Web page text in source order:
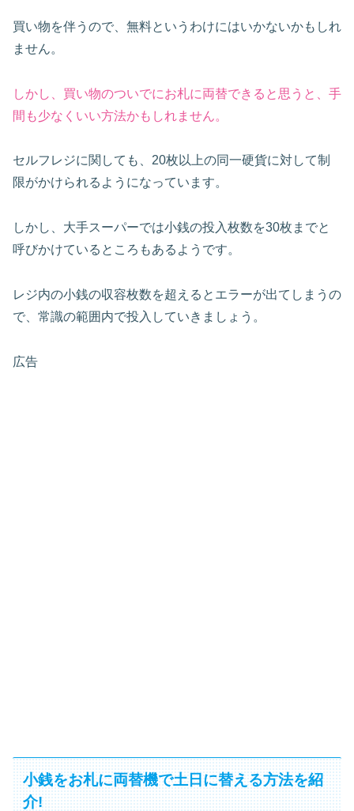
買い物を伴うので、無料というわけにはいかないかもしれ
ません。
しかし、買い物のついでにお札に両替できると思うと、手
間も少なくいい方法かもしれません。
セルフレジに関しても、20枚以上の同一硬貨に対して制
限がかけられるようになっています。
しかし、大手スーパーでは小銭の投入枚数を30枚までと
呼びかけているところもあるようです。
レジ内の小銭の収容枚数を超えるとエラーが出てしまうの
で、常識の範囲内で投入していきましょう。
広告
小銭をお札に両替機で土日に替える方法を紹
介!